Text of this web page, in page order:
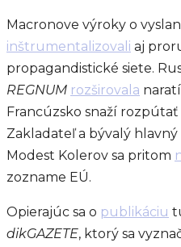
Macronove výroky o
inštrumentalizovali aj
propagandistické siete.
REGNUM rozširovala
Francúzsko snaží
Zakladateľ a bývalý
Modest Kolerov sa pritom
zozname EÚ.
Opierajúc sa o publikáciu
dikGAZETE, ktorý sa